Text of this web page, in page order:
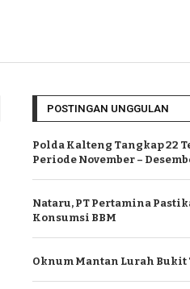
POSTINGAN UNGGULAN
Polda Kalteng Tangkap 22
Periode November –
Nataru, PT Pertamina
Konsumsi BBM
Oknum Mantan Lurah